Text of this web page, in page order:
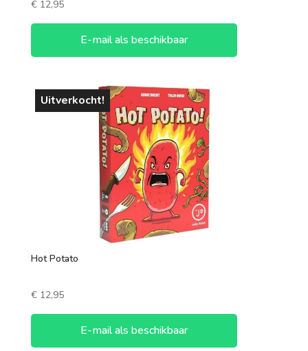
€12,95
E-mail als beschikbaar
Uitverkocht!
Hot Potato
€12,95
E-mail als beschikbaar